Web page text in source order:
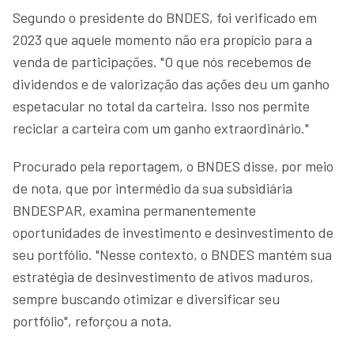
Segundo o presidente do BNDES, foi verificado em
2023 que aquele momento não era propício para a
venda de participações. "O que nós recebemos de
dividendos e de valorização das ações deu um ganho
espetacular no total da carteira. Isso nos permite
reciclar a carteira com um ganho extraordinário."
Procurado pela reportagem, o BNDES disse, por meio
de nota, que por intermédio da sua subsidiária
BNDESPAR, examina permanentemente
oportunidades de investimento e desinvestimento de
seu portfólio. "Nesse contexto, o BNDES mantém sua
estratégia de desinvestimento de ativos maduros,
sempre buscando otimizar e diversificar seu
portfólio", reforçou a nota.